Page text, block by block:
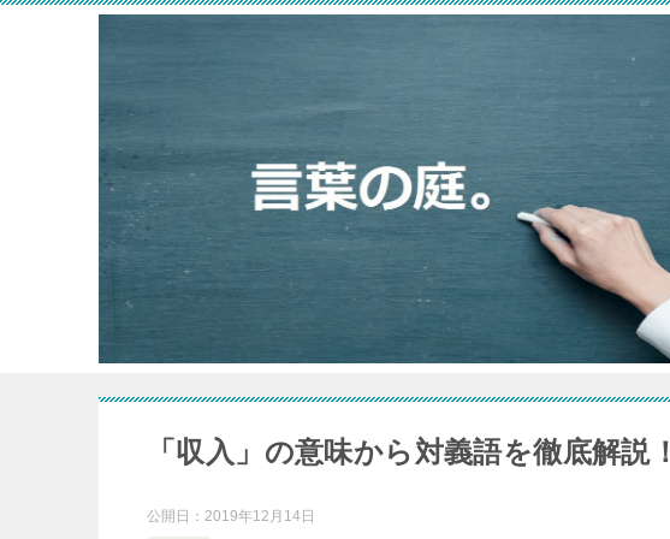
「収入」の意味から対義語を徹底解説！
公開日： 2019年12月14日